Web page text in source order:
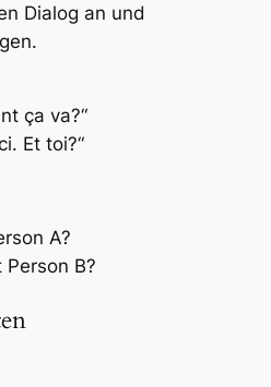
Dialog an und
ça va?“
Et toi?“
A?
B?